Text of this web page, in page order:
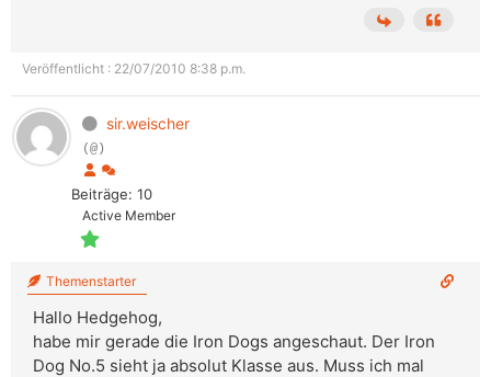
Veröffentlicht : 22/07/2010 8:38 p.m.
sir.weischer
(@)
Beiträge: 10
Active Member
Themenstarter
Hallo Hedgehog,
habe mir gerade die Iron Dogs angeschaut. Der Iron
Dog No.5 sieht ja absolut Klasse aus. Muss ich mal